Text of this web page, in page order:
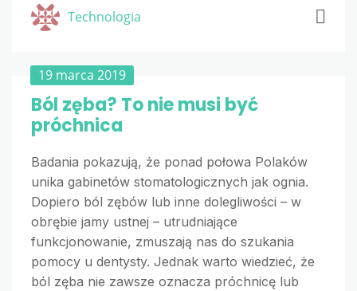
Technologia
19 marca 2019
Ból zęba? To nie musi być
próchnica
Badania pokazują, że ponad połowa Polaków
unika gabinetów stomatologicznych jak ognia.
Dopiero ból zębów lub inne dolegliwości – w
obrębie jamy ustnej – utrudniające
funkcjonowanie, zmuszają nas do szukania
pomocy u dentysty. Jednak warto wiedzieć, że
ból zęba nie zawsze oznacza próchnicę lub